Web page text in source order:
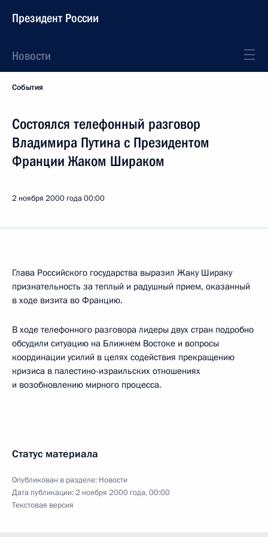
Президент России
Новости
События
Состоялся телефонный разговор
Владимира Путина с Президентом
Франции Жаком Шираком
2 ноября 2000 года00:00
Глава Российского государства выразил Жаку Шираку
признательность за теплый и радушный прием, оказанный
в ходе визита во Францию.
В ходе телефонного разговора лидеры двух стран подробно
обсудили ситуацию на Ближнем Востоке и вопросы
координации усилий в целях содействия прекращению
кризиса в палестино-израильских отношениях
и возобновлению мирного процесса.
Статус материала
Опубликован в разделе: Новости
Дата публикации:2 ноября 2000 года, 00:00
Текстовая версия